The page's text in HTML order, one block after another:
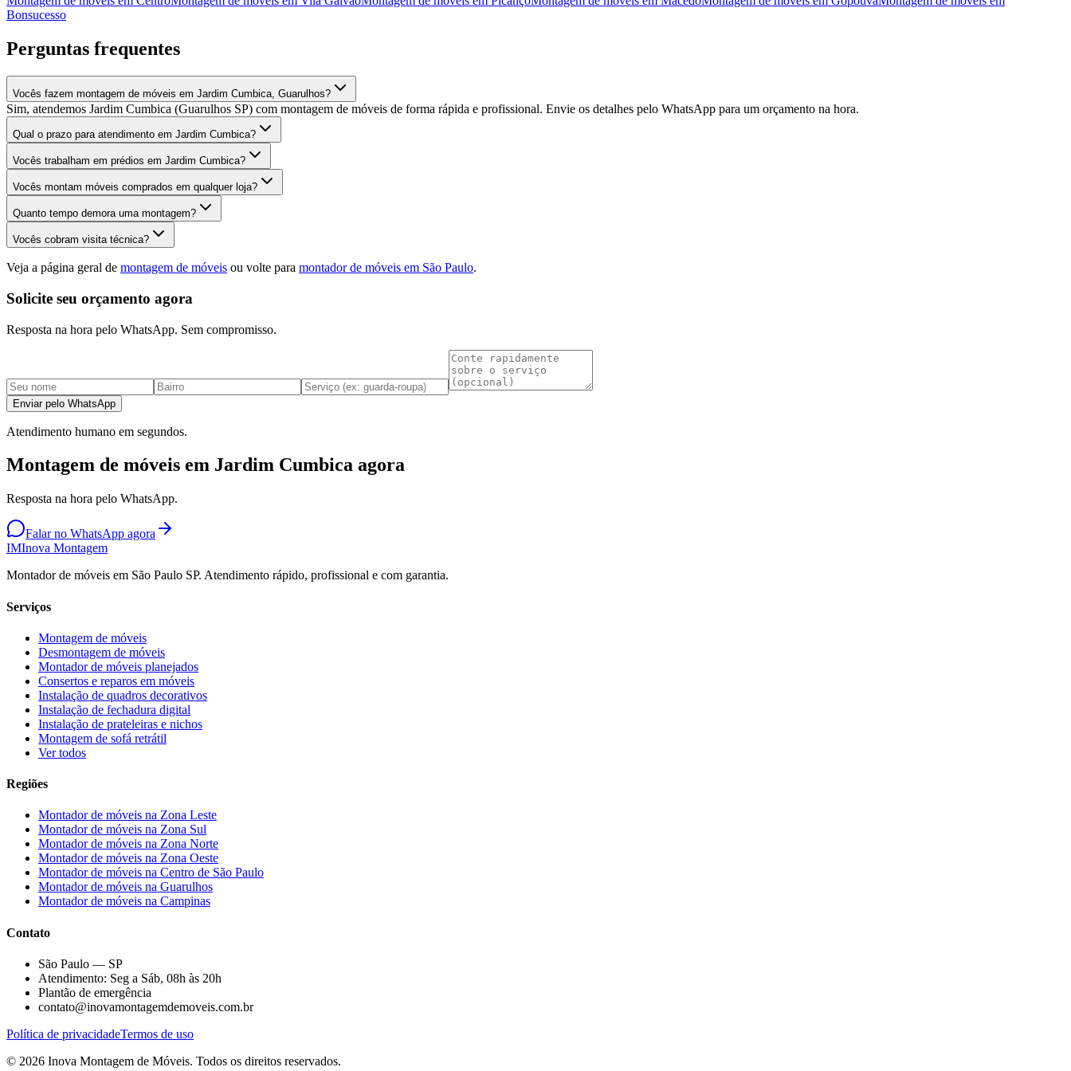
Bonsucesso
Perguntas frequentes
Vocês fazem montagem de móveis em Jardim Cumbica, Guarulhos?
Sim, atendemos Jardim Cumbica (Guarulhos SP) com montagem de móveis de forma rápida e profissional. Envie os detalhes pelo WhatsApp para um orçamento na hora.
Qual o prazo para atendimento em Jardim Cumbica?
Vocês trabalham em prédios em Jardim Cumbica?
Vocês montam móveis comprados em qualquer loja?
Quanto tempo demora uma montagem?
Vocês cobram visita técnica?
Veja a página geral de montagem de móveis ou volte para montador de móveis em São Paulo.
Solicite seu orçamento agora
Resposta na hora pelo WhatsApp. Sem compromisso.
Enviar pelo WhatsApp
Atendimento humano em segundos.
Montagem de móveis em Jardim Cumbica agora
Resposta na hora pelo WhatsApp.
Falar no WhatsApp agora
IMInova Montagem
Montador de móveis em São Paulo SP. Atendimento rápido, profissional e com garantia.
Serviços
Montagem de móveis
Desmontagem de móveis
Montador de móveis planejados
Consertos e reparos em móveis
Instalação de quadros decorativos
Instalação de fechadura digital
Instalação de prateleiras e nichos
Montagem de sofá retrátil
Ver todos
Regiões
Montador de móveis na Zona Leste
Montador de móveis na Zona Sul
Montador de móveis na Zona Norte
Montador de móveis na Zona Oeste
Montador de móveis na Centro de São Paulo
Montador de móveis na Guarulhos
Montador de móveis na Campinas
Contato
São Paulo — SP
Atendimento: Seg a Sáb, 08h às 20h
Plantão de emergência
contato@inovamontagemdemoveis.com.br
Política de privacidadeTermos de uso
© 2026 Inova Montagem de Móveis. Todos os direitos reservados.